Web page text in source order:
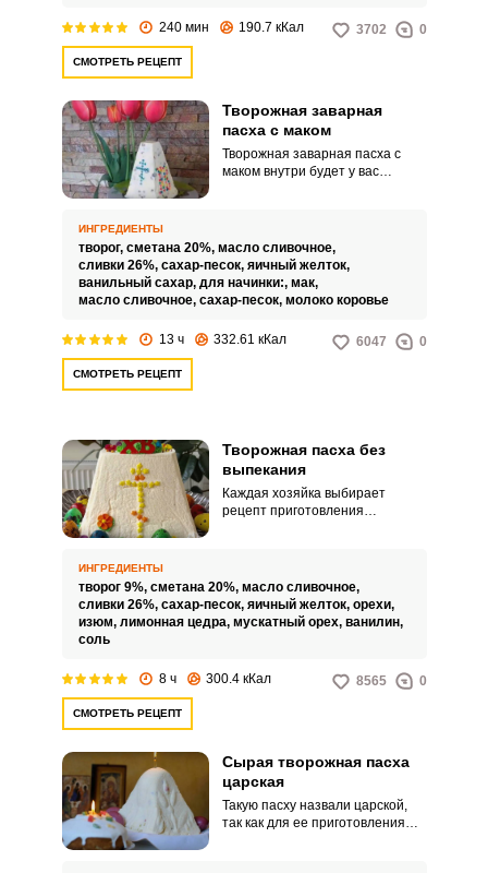
240 мин 190.7 кКал 3702 0
СМОТРЕТЬ РЕЦЕПТ
Творожная заварная
пасха с маком
Творожная заварная пасха с
маком внутри будет у вас
не занимает много времени и
основном оно уходит на
застывание пасхи, поэтому ее
готовят вечером накануне
праздника.
ИНГРЕДИЕНТЫ
творог, сметана 20%, масло сливочное,
сливки 26%, сахар-песок, яичный желток,
ванильный сахар, для начинки:, мак,
масло сливочное, сахар-песок, молоко коровье
13 ч 332.61 кКал 6047 0
СМОТРЕТЬ РЕЦЕПТ
Творожная пасха без
выпекания
Каждая хозяйка выбирает
рецепт приготовления
пасха без выпекания с лимоном,
орехами и пряностями, которые
придадут этому праздничному
блюду особенный аромат и вкус.
ИНГРЕДИЕНТЫ
творог 9%, сметана 20%, масло сливочное,
сливки 26%, сахар-песок, яичный желток, орехи,
изюм, лимонная цедра, мускатный орех, ванилин,
соль
8 ч 300.4 кКал 8565 0
СМОТРЕТЬ РЕЦЕПТ
Сырая творожная пасха
царская
Такую пасху назвали царской,
так как для ее приготовления